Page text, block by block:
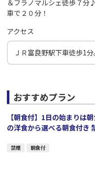
＆フラノマルシェ徒歩７
車で２０分！
アクセス
ＪＲ富良野駅下車徒歩1
おすすめプラン
【朝食付】1日の始まりは
の洋食から選べる朝食付き
禁煙 朝食付